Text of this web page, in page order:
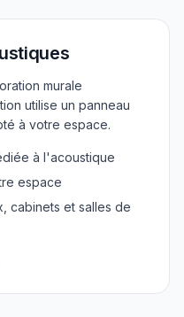
murale
utilise un panneau
à votre espace.
à l'acoustique
espace
cabinets et salles de